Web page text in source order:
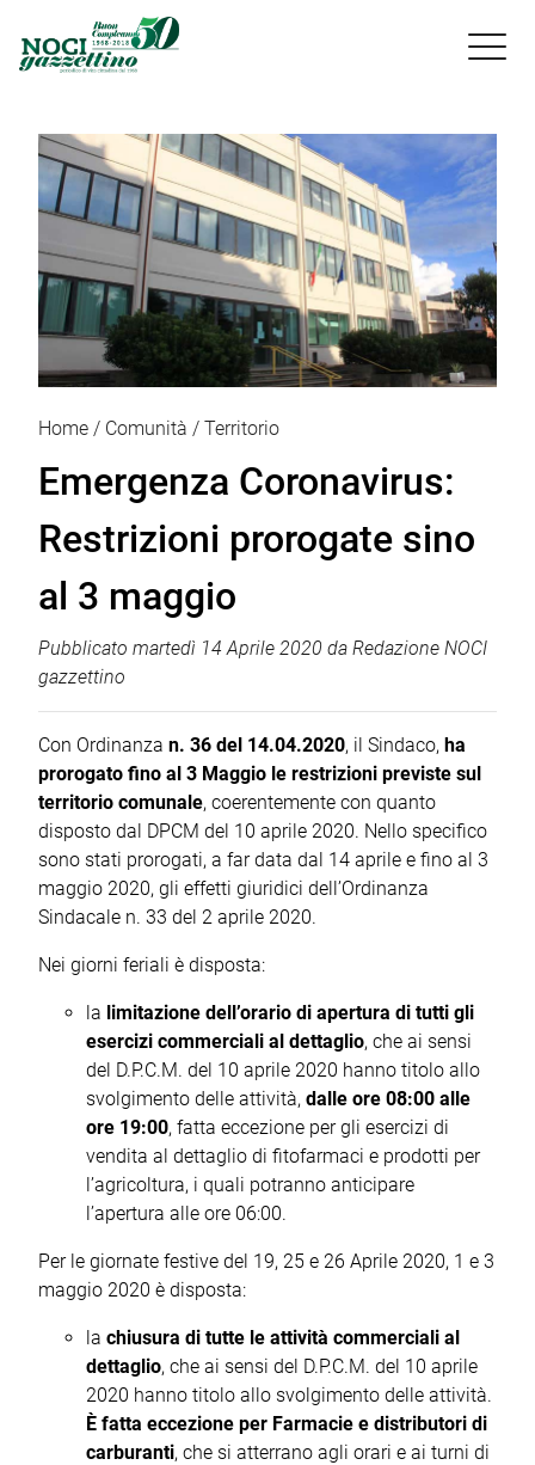

Home Comunità Territorio
Emergenza Coronavirus:
Restrizioni prorogate sino
al 3 maggio
Pubblicato martedì 14 Aprile 2020 da Redazione NOCI
gazzettino
Con Ordinanza n. 36 del 14.04.2020, il Sindaco, ha
prorogato fino al 3 Maggio le restrizioni previste sul
territorio comunale, coerentemente con quanto
disposto dal DPCM del 10 aprile 2020. Nello specifico
sono stati prorogati, a far data dal 14 aprile e fino al 3
maggio 2020, gli effetti giuridici dell’Ordinanza
Sindacale n. 33 del 2 aprile 2020.
Nei giorni feriali è disposta:
la limitazione dell’orario di apertura di tutti gli
esercizi commerciali al dettaglio, che ai sensi
del D.P.C.M. del 10 aprile 2020 hanno titolo allo
svolgimento delle attività, dalle ore 08:00 alle
ore 19:00, fatta eccezione per gli esercizi di
vendita al dettaglio di fitofarmaci e prodotti per
l’agricoltura, i quali potranno anticipare
l’apertura alle ore 06:00.
Per le giornate festive del 19, 25 e 26 Aprile 2020, 1 e 3
maggio 2020 è disposta:
la chiusura di tutte le attività commerciali al
dettaglio, che ai sensi del D.P.C.M. del 10 aprile
2020 hanno titolo allo svolgimento delle attività.
È fatta eccezione per Farmacie e distributori di
carburanti, che si atterrano agli orari e ai turni di